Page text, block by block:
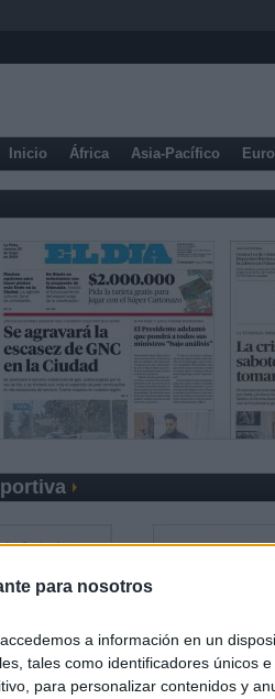
para nosotros
a información en un
tales como identificadores únicos e
para personalizar contenidos y
Inicio África Asia-Pacífico